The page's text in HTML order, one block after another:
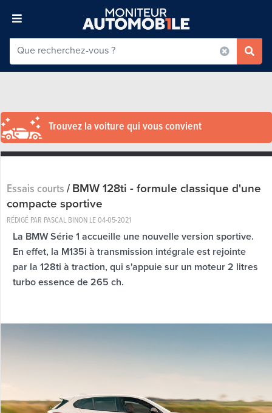
Trouvez la voiture qui vous convient
Essais courts/BMW 128ti - formule classique d'une
compacte sportive
RÉDIGÉ PAR PASCAL BINON LE04-05-2021
La BMW Série 1 accueille une nouvelle version sportive.
En effet, la M135i à transmission intégrale est rejointe
par la 128ti à traction, qui s'appuie sur un moteur 2 litres
turbo essence de 265 ch.